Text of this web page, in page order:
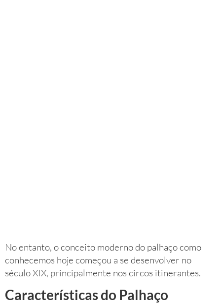
No entanto, o conceito moderno do palhaço como
conhecemos hoje começou a se desenvolver no
século XIX, principalmente nos circos itinerantes.
Características do Palhaço